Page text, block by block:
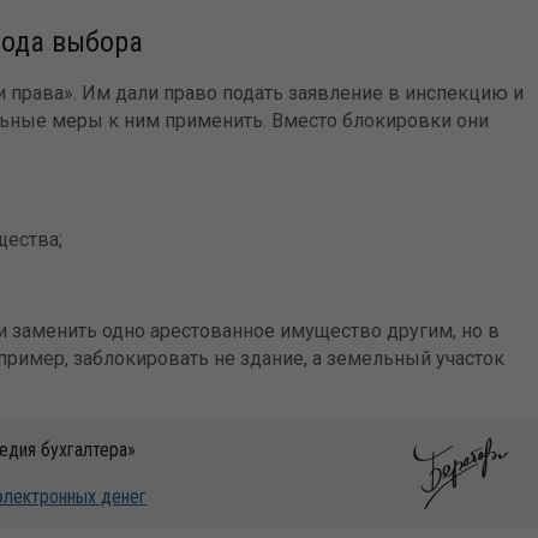
выбора
Им дали право подать заявление в инспекцию и
меры к ним применить. Вместо блокировки они
одно арестованное имущество другим, но в
заблокировать не здание, а земельный участок
бухгалтера»
денег